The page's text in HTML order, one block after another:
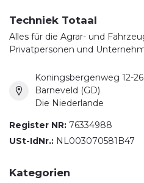
Techniek Totaal
Alles für die Agrar- und
Privatpersonen und
Koningsbergenweg 12-
Barneveld (GD)
Die Niederlande
Register NR: 76334988
USt-IdNr.: NL003070581B47
Kategorien